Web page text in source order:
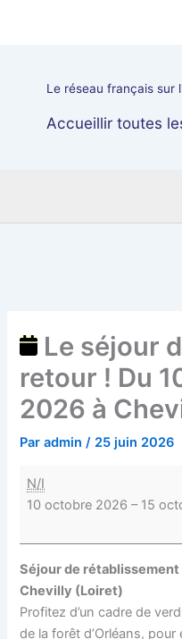
Le réseau français sur
Accueillir toutes
Le séjour
retour ! Du
2026 à
Paradmin/ 25 juin 2026
au
Chevilly
(Loiret)...
N/I
10 octobre 2026 – 15
Séjour de rétablissement
Chevilly (Loiret)
Profitez d’un cadre de
de la forêt d’Orléans,